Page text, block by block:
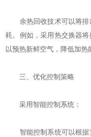
余热回收技术可以将排
耗。例如，采用热交换器
以预热新鲜空气，降低加热
三、优化控制策略
采用智能控制系统：
智能控制系统可以根据